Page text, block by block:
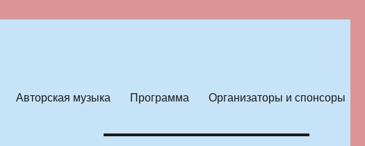
Авторская музыка Программа Организаторы и спонсоры